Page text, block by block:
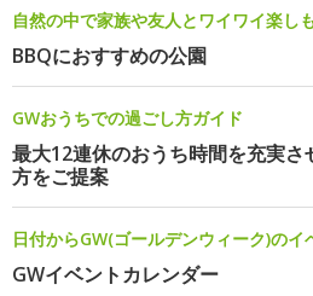
自然の中で家族や友人とワイワイ楽し
BBQにおすすめの公園
GWおうちでの過ごし方ガイド
最大12連休のおうち時間を充実さ
方をご提案
日付からGW(ゴールデンウィーク)のイ
GWイベントカレンダー